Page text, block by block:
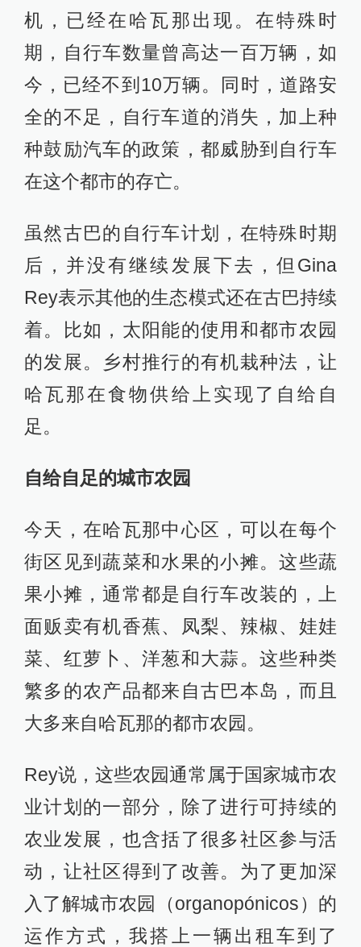
机，已经在哈瓦那出现。在特殊时
期，自行车数量曾高达一百万辆，如
今，已经不到10万辆。同时，道路安
全的不足，自行车道的消失，加上种
种鼓励汽车的政策，都威胁到自行车
在这个都市的存亡。
虽然古巴的自行车计划，在特殊时期
后，并没有继续发展下去，但Gina
Rey表示其他的生态模式还在古巴持续
着。比如，太阳能的使用和都市农园
的发展。乡村推行的有机栽种法，让
哈瓦那在食物供给上实现了自给自
足。
自给自足的城市农园
今天，在哈瓦那中心区，可以在每个
街区见到蔬菜和水果的小摊。这些蔬
果小摊，通常都是自行车改装的，上
面贩卖有机香蕉、凤梨、辣椒、娃娃
菜、红萝卜、洋葱和大蒜。这些种类
繁多的农产品都来自古巴本岛，而且
大多来自哈瓦那的都市农园。
Rey说，这些农园通常属于国家城市农
业计划的一部分，除了进行可持续的
农业发展，也含括了很多社区参与活
动，让社区得到了改善。为了更加深
入了解城市农园（organopónicos）的
运作方式，我搭上一辆出租车到了